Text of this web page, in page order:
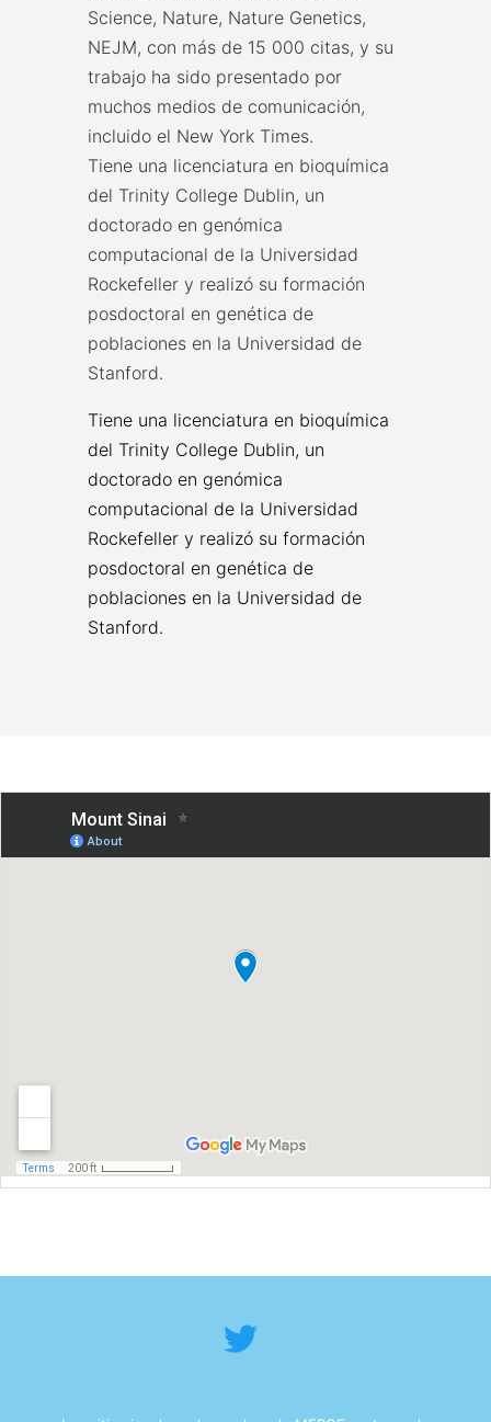
Science, Nature, Nature Genetics,
NEJM, con más de 15 000 citas, y su
trabajo ha sido presentado por
muchos medios de comunicación,
incluido el New York Times.
Tiene una licenciatura en bioquímica
del Trinity College Dublin, un
doctorado en genómica
computacional de la Universidad
Rockefeller y realizó su formación
posdoctoral en genética de
poblaciones en la Universidad de
Stanford.
Tiene una licenciatura en bioquímica
del Trinity College Dublin, un
doctorado en genómica
computacional de la Universidad
Rockefeller y realizó su formación
posdoctoral en genética de
poblaciones en la Universidad de
Stanford.